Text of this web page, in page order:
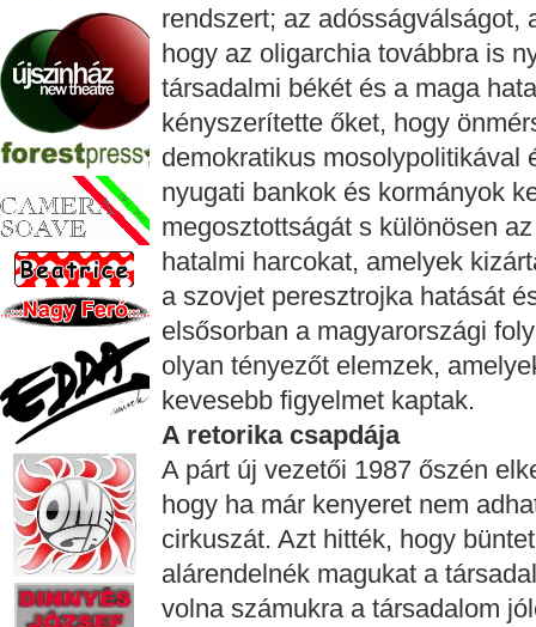
rendszert; az adósságválságot,
hogy az oligarchia továbbra is
társadalmi békét és a maga
kényszerítette őket, hogy
demokratikus mosolypolitikával
nyugati bankok és kormányok
megosztottságát s különösen
hatalmi harcokat, amelyek
a szovjet peresztrojka hatását
elsősorban a magyarországi
olyan tényezőt elemzek,
kevesebb figyelmet kaptak.
A retorika csapdája
A párt új vezetői 1987 őszén
hogy ha már kenyeret nem
cirkuszát. Azt hitték, hogy
alárendelnék magukat a
volna számukra a társadalom